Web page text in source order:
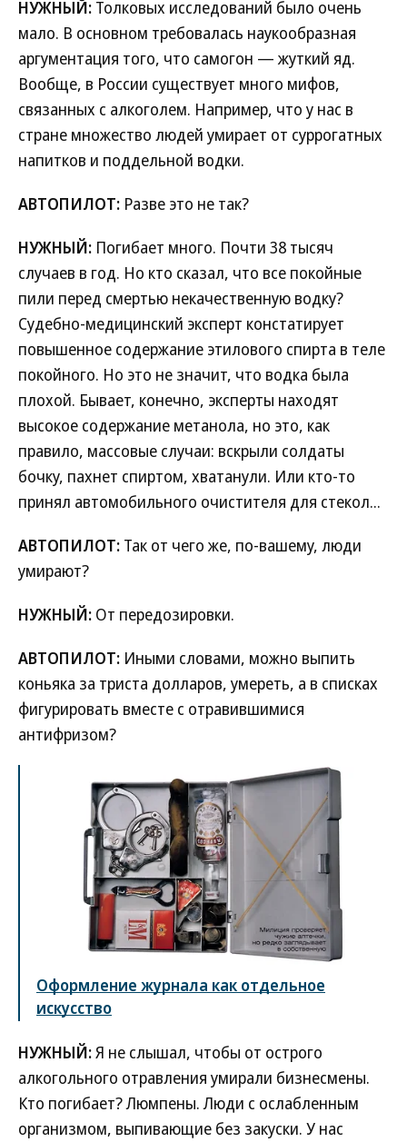
НУЖНЫЙ: Толковых исследований было очень
мало. В основном требовалась наукообразная
аргументация того, что самогон — жуткий яд.
Вообще, в России существует много мифов,
связанных с алкоголем. Например, что у нас в
стране множество людей умирает от суррогатных
напитков и поддельной водки.
АВТОПИЛОТ: Разве это не так?
НУЖНЫЙ: Погибает много. Почти 38 тысяч
случаев в год. Но кто сказал, что все покойные
пили перед смертью некачественную водку?
Судебно-медицинский эксперт констатирует
повышенное содержание этилового спирта в теле
покойного. Но это не значит, что водка была
плохой. Бывает, конечно, эксперты находят
высокое содержание метанола, но это, как
правило, массовые случаи: вскрыли солдаты
бочку, пахнет спиртом, хватанули. Или кто-то
принял автомобильного очистителя для стекол...
АВТОПИЛОТ: Так от чего же, по-вашему, люди
умирают?
НУЖНЫЙ: От передозировки.
АВТОПИЛОТ: Иными словами, можно выпить
коньяка за триста долларов, умереть, а в списках
фигурировать вместе с отравившимися
антифризом?
Оформление журнала как отдельное
искусство
НУЖНЫЙ:Я не слышал, чтобы от острого
алкогольного отравления умирали бизнесмены.
Кто погибает? Люмпены. Люди с ослабленным
организмом, выпивающие без закуски. У нас